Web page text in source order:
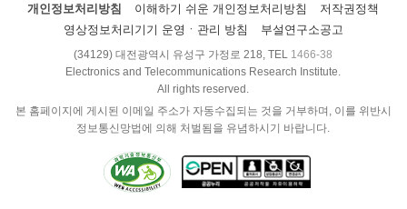
개인정보처리방침 이해하기 쉬운 개인정보처리방침
저작권정책
영상정보처리기기 운영ㆍ관리 방침
부설연구소공고
(34129) 대전광역시 유성구 가정로 218, TEL 1466-38
Electronics and Telecommunications Research Institute.
All rights reserved.
본 홈페이지에 게시된 이메일 주소가 자동수집되는 것을 거부하며, 이를 위반시
정보통신망법에 의해 처벌됨을 유념하시기 바랍니다.